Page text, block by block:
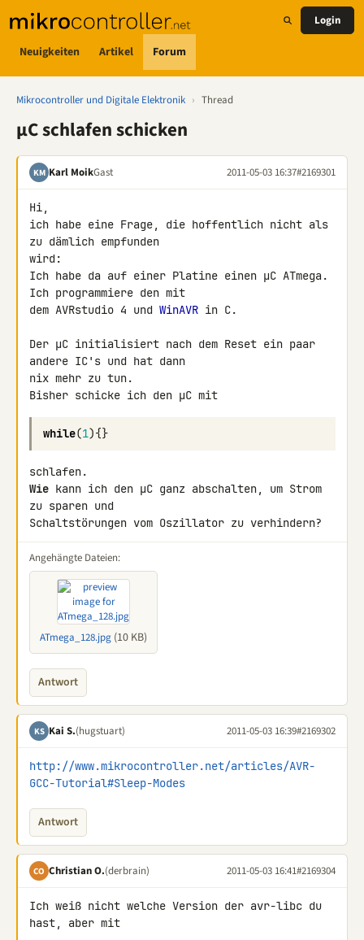
Neuigkeiten Artikel Forum
Login
Mikrocontroller und Digitale Elektronik › Thread
µC schlafen schicken
KM Karl MoikGast 2011-05-03 16:37#2169301
Hi,
ich habe eine Frage, die hoffentlich nicht als
zu dämlich empfunden
wird:
Ich habe da auf einer Platine einen µC ATmega.
Ich programmiere den mit
dem AVRstudio 4 und WinAVR in C.
Der µC initialisiert nach dem Reset ein paar
andere IC's und hat dann
nix mehr zu tun.
Bisher schicke ich den µC mit
while(1){}
Wie kann ich den µC ganz abschalten, um Strom
zu sparen und
Schaltstörungen vom Oszillator zu verhindern?
Angehängte Dateien:
ATmega_128.jpg (10 KB)
Antwort
KS Kai S.(hugstuart) 2011-05-03 16:39#2169302
http://www.mikrocontroller.net/articles/AVR-
GCC-Tutorial#Sleep-Modes
Antwort
CO Christian O.(derbrain) 2011-05-03 16:41#2169304
Ich weiß nicht welche Version der avr-libc du
hast, aber mit